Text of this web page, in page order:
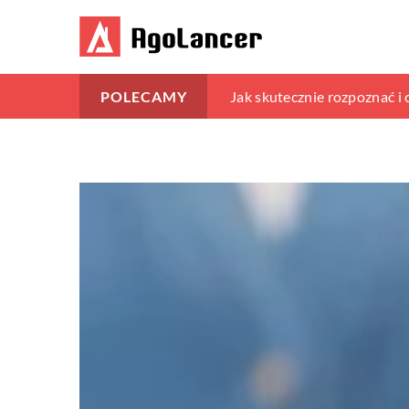
POLECAMY Zalety ekologicznych
Jak skutecznie rozpoznać
Jak zaprojektować dom